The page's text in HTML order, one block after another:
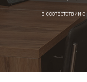
в соответствии с